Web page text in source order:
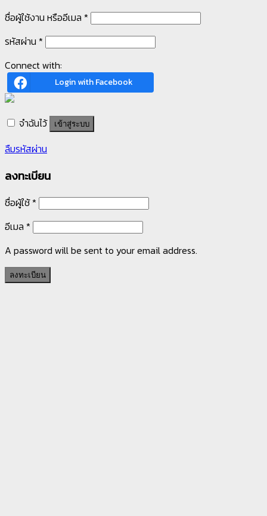
ชื่อผู้ใช้งาน หรืออีเมล *
รหัสผ่าน *
Connect with:
Login with Facebook
จำฉันไว้ เข้าสู่ระบบ
ลืมรหัสผ่าน
ลงทะเบียน
ชื่อผู้ใช้*
อีเมล *
A password will be sent to your email address.
ลงทะเบียน